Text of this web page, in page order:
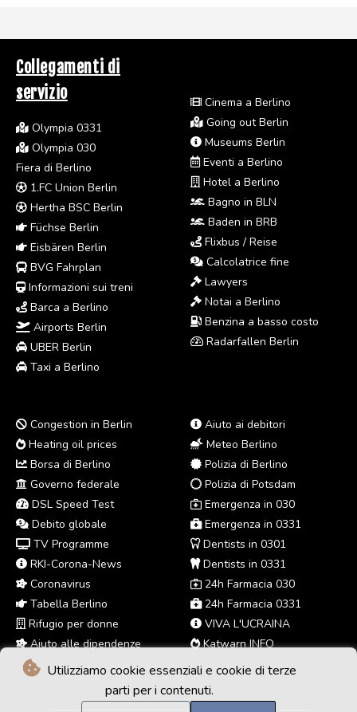
Utilizziamo cookie essenziali e cookie di terze
parti per i contenuti.
Collegamenti di
servizio
Olympia 0331
Olympia 030
Fiera di Berlino
1.FC Union Berlin
Hertha BSC Berlin
Füchse Berlin
Eisbären Berlin
BVG Fahrplan
Informazioni sui treni
Barca a Berlino
Airports Berlin
UBER Berlin
Taxi a Berlino
Cinema a Berlino
Going out Berlin
Museums Berlin
Eventi a Berlino
Hotel a Berlino
Bagno in BLN
Baden in BRB
Flixbus / Reise
Calcolatrice fine
Lawyers
Notai a Berlino
Benzina a basso costo
Radarfallen Berlin
Congestion in Berlin
Heating oil prices
Borsa di Berlino
Governo federale
DSL Speed Test
Debito globale
TV Programme
RKI-Corona-News
Coronavirus
Tabella Berlino
Rifugio per donne
Aiuto alle dipendenze
Aiuto ai debitori
Meteo Berlino
Polizia di Berlino
Polizia di Potsdam
Emergenza in 030
Emergenza in 0331
Dentists in 0301
Dentists in 0331
24h Farmacia 030
24h Farmacia 0331
VIVA L'UCRAINA
Katwarn INFO